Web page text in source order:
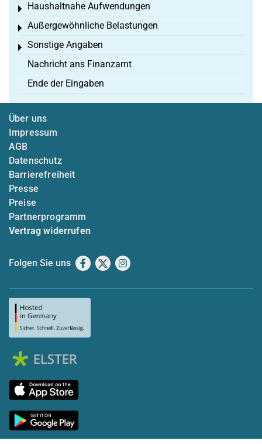
Haushaltnahe Aufwendungen
Toggle menu
Außergewöhnliche Belastungen
Toggle menu
Sonstige Angaben
Toggle menu
Nachricht ans Finanzamt
Ende der Eingaben
Über uns
Impressum
AGB
Datenschutz
Barrierefreiheit
Presse
Preise
Partnerprogramm
Vertrag widerrufen
Folgen Sie uns Facebook
X Instagram